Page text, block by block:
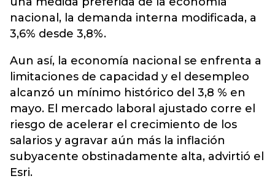
nacional, la demanda interna modificada, a
3,6% desde 3,8%.
Aun así, la economía nacional se enfrenta a
limitaciones de capacidad y el desempleo
alcanzó un mínimo histórico del 3,8 % en
mayo. El mercado laboral ajustado corre el
riesgo de acelerar el crecimiento de los
salarios y agravar aún más la inflación
subyacente obstinadamente alta, advirtió el
Esri.